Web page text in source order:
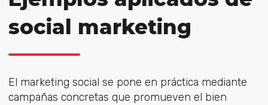
social marketing
El marketing social se pone en práctica mediante
campañas concretas que promueven el bien